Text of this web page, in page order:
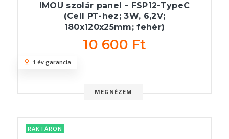
IMOU szolár panel - FSP12-TypeC
(Cell PT-hez; 3W, 6,2V;
180x120x25mm; fehér)
10 600 Ft
MEGNÉZEM
1 év garancia
RAKTÁRON